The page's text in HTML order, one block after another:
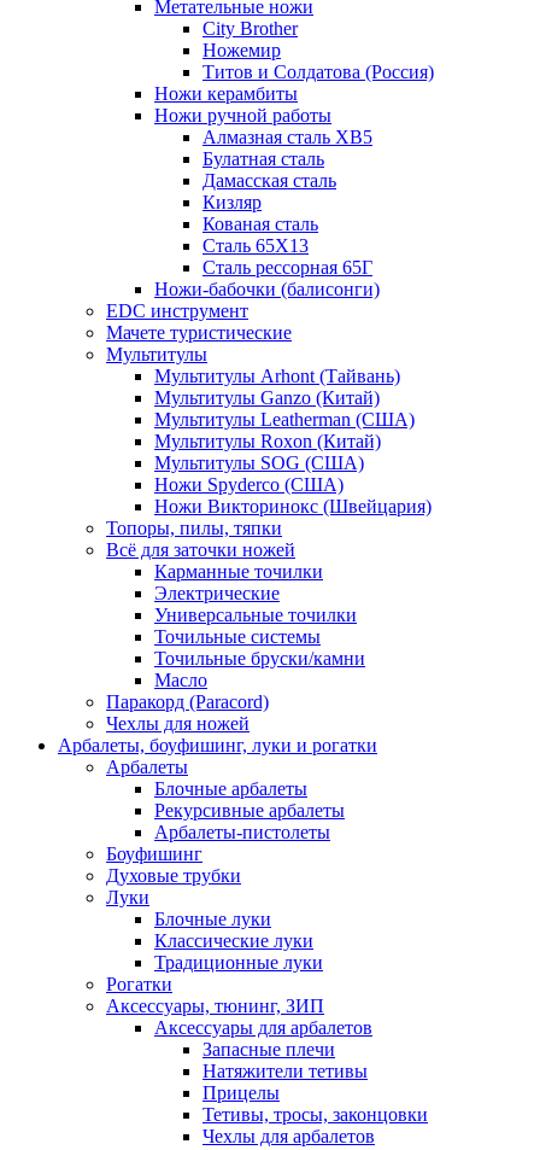
Метательные ножи
City Brother
Ножемир
Титов и Солдатова (Россия)
Ножи керамбиты
Ножи ручной работы
Алмазная сталь ХВ5
Булатная сталь
Дамасская сталь
Кизляр
Кованая сталь
Сталь 65Х13
Сталь рессорная 65Г
Ножи-бабочки (балисонги)
EDC инструмент
Мачете туристические
Мультитулы
Мультитулы Arhont (Тайвань)
Мультитулы Ganzo (Китай)
Мультитулы Leatherman (США)
Мультитулы Roxon (Китай)
Мультитулы SOG (США)
Ножи Spyderco (США)
Ножи Викторинокс (Швейцария)
Топоры, пилы, тяпки
Всё для заточки ножей
Карманные точилки
Электрические
Универсальные точилки
Точильные системы
Точильные бруски/камни
Масло
Паракорд (Paracord)
Чехлы для ножей
Арбалеты, боуфишинг, луки и рогатки
Арбалеты
Блочные арбалеты
Рекурсивные арбалеты
Арбалеты-пистолеты
Боуфишинг
Духовые трубки
Луки
Блочные луки
Классические луки
Традиционные луки
Рогатки
Аксессуары, тюнинг, ЗИП
Аксессуары для арбалетов
Запасные плечи
Натяжители тетивы
Прицелы
Тетивы, тросы, законцовки
Чехлы для арбалетов